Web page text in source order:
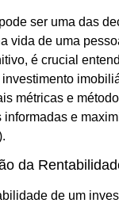
ser uma das
vida de uma
é crucial
métricas e
informadas e
da
de um